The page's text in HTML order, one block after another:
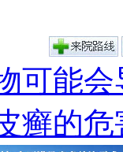
可能
癣的危